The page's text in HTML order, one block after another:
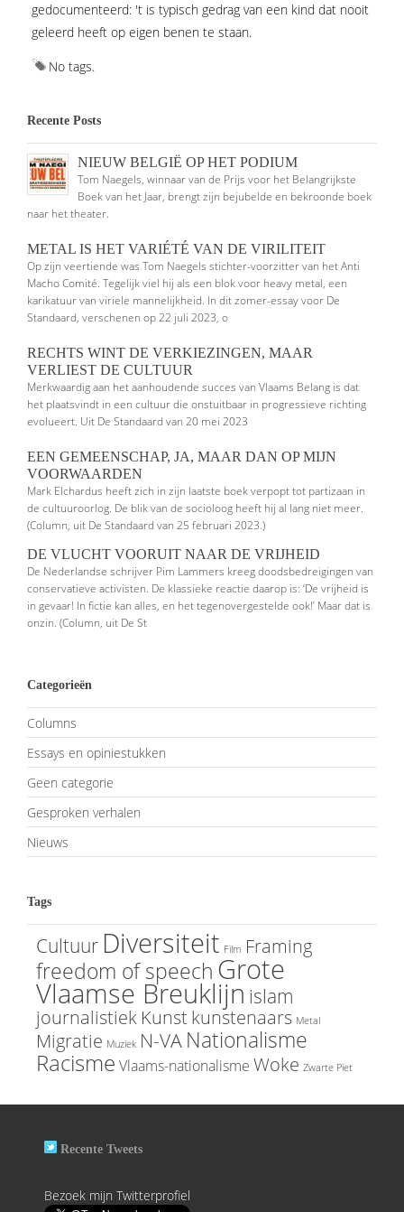
gedocumenteerd: 't is typisch gedrag van een kind dat nooit
geleerd heeft op eigen benen te staan.
No tags.
Recente Posts
NIEUW BELGIË OP HET PODIUM
Tom Naegels, winnaar van de Prijs voor het Belangrijkste
Boek van het Jaar, brengt zijn bejubelde en bekroonde boek
naar het theater.
METAL IS HET VARIÉTÉ VAN DE VIRILITEIT
Op zijn veertiende was Tom Naegels stichter-voorzitter van het Anti
Macho Comité. Tegelijk viel hij als een blok voor heavy metal, een
karikatuur van viriele mannelijkheid. In dit zomer-essay voor De
Standaard, verschenen op 22 juli 2023, o
RECHTS WINT DE VERKIEZINGEN, MAAR
VERLIEST DE CULTUUR
Merkwaardig aan het aanhoudende succes van Vlaams Belang is dat
het plaatsvindt in een cultuur die onstuitbaar in progressieve richting
evolueert. Uit De Standaard van 20 mei 2023
EEN GEMEENSCHAP, JA, MAAR DAN OP MIJN
VOORWAARDEN
Mark Elchardus heeft zich in zijn laatste boek verpopt tot partizaan in
de cultuuroorlog. De blik van de socioloog heeft hij al lang niet meer.
(Column, uit De Standaard van 25 februari 2023.)
DE VLUCHT VOORUIT NAAR DE VRIJHEID
De Nederlandse schrijver Pim Lammers kreeg doodsbedreigingen van
conser­vatieve activisten. De klassieke reactie daarop is: ‘De vrijheid is
in gevaar! In fictie kan alles, en het tegenovergestelde ook!’ Maar dat is
onzin. (Column, uit De St
Categorieën
Columns
Essays en opiniestukken
Geen categorie
Gesproken verhalen
Nieuws
Tags
Cultuur Diversiteit Film Framing
freedom of speech Grote
Vlaamse Breuklijn islam
journalistiek Kunstkunstenaars Metal
Migratie Muziek N-VA Nationalisme
Racisme Vlaams-nationalisme Woke Zwarte Piet
Recente Tweets
Bezoek mijn Twitterprofiel